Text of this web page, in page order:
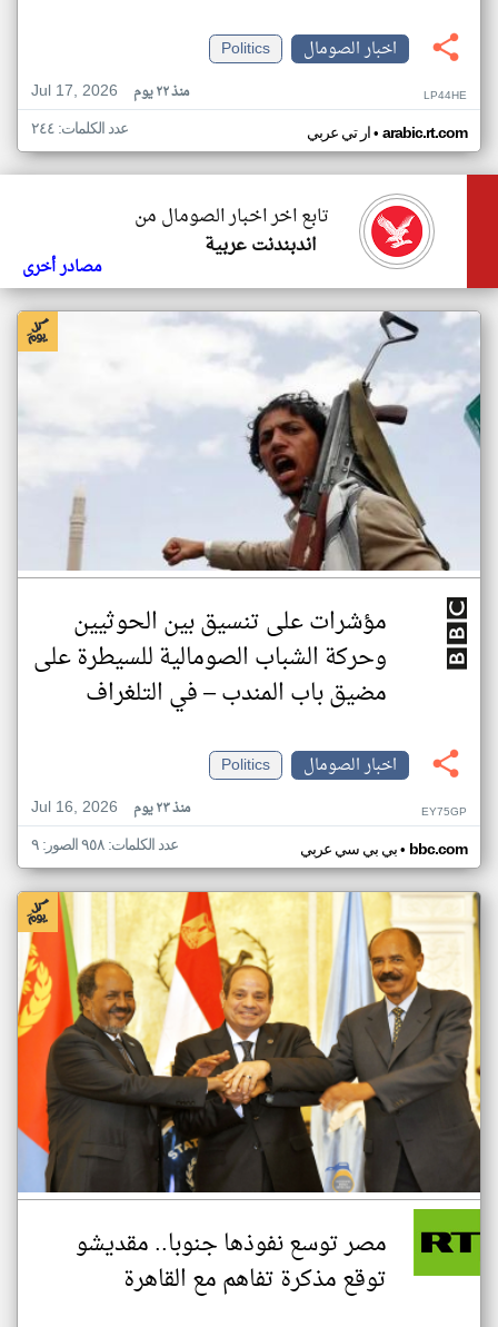
اخبار الصومال
Politics
Jul 17, 2026
منذ ٢٢ يوم LP44HE
ار تي عربي• arabic.rt.com عدد الكلمات: ٢٤٤
تابع اخر اخبار الصومال من
اندبندنت عربية
مصادر أخرى
مؤشرات على تنسيق بين الحوثيين
وحركة الشباب الصومالية للسيطرة على
مضيق باب المندب – في التلغراف
اخبار الصومال
Politics
Jul 16, 2026
منذ ٢٣ يوم EY75GP
بي بي سي عربي• bbc.com عدد الكلمات: ٩٥٨ الصور: ٩
مصر توسع نفوذها جنوبا.. مقديشو
توقع مذكرة تفاهم مع القاهرة